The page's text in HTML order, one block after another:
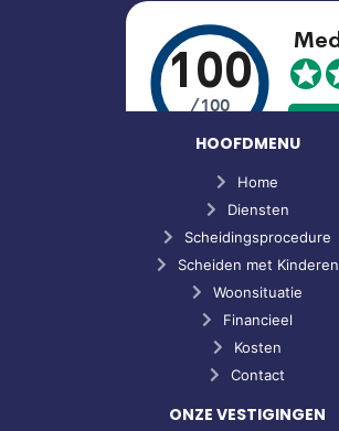
HOOFDMENU
Home
Diensten
Scheidingsprocedure
Scheiden met Kinderen
Woonsituatie
Financieel
Kosten
Contact
ONZE VESTIGINGEN